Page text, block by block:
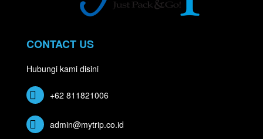
CONTACT US
Hubungi kami disini
+62 811821006
admin@mytrip.co.id